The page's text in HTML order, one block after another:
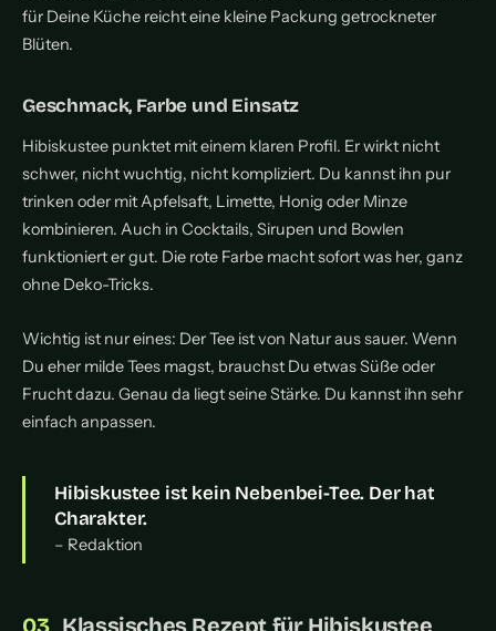
für Deine Küche reicht eine kleine Packung getrockneter
Blüten.
Geschmack, Farbe und Einsatz
Hibiskustee punktet mit einem klaren Profil. Er wirkt nicht
schwer, nicht wuchtig, nicht kompliziert. Du kannst ihn pur
trinken oder mit Apfelsaft, Limette, Honig oder Minze
kombinieren. Auch in Cocktails, Sirupen und Bowlen
funktioniert er gut. Die rote Farbe macht sofort was her, ganz
ohne Deko-Tricks.
Wichtig ist nur eines: Der Tee ist von Natur aus sauer. Wenn
Du eher milde Tees magst, brauchst Du etwas Süße oder
Frucht dazu. Genau da liegt seine Stärke. Du kannst ihn sehr
einfach anpassen.
Hibiskustee ist kein Nebenbei-Tee. Der hat
Charakter.
– Redaktion
Klassisches Rezept für Hibiskustee